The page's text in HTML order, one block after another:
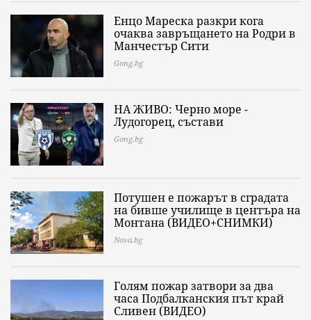
Енцо Мареска разкри кога
очаква завръщането на Родри в
Манчестър Сити
Gong.bg
НА ЖИВО: Черно море -
Лудогорец, състави
Gong.bg
Потушен е пожарът в сградата
на бивше училище в центъра на
Монтана (ВИДЕО+СНИМКИ)
Nova.bg
Голям пожар затвори за два
часа Подбалканския път край
Сливен (ВИДЕО)